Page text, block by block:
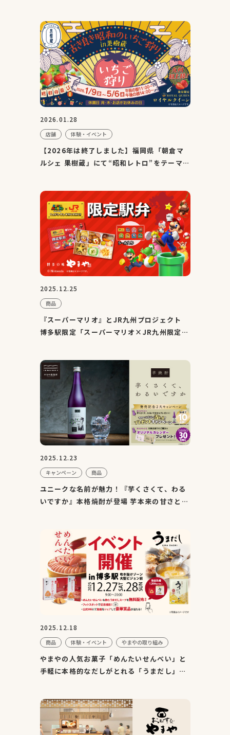
2026.01.28
店舗 体験・イベント
【2026年は終了しました】福岡県「朝倉マ
ルシェ 果樹蔵」にて“昭和レトロ”をテーマに
2025.12.25
商品
『スーパーマリオ』とJR九州プロジェクト
博多駅限定「スーパーマリオ×JR九州限定弁
2025.12.23
キャンペーン 商品
ユニークな名前が魅力！『芋くさくて、わる
いですか』本格焼酎が登場 芋本来の甘さと香
2025.12.18
商品 体験・イベント やまやの取り組み
やまやの人気お菓子「めんたいせんべい」と
手軽に本格的なだしがとれる「うまだし」の